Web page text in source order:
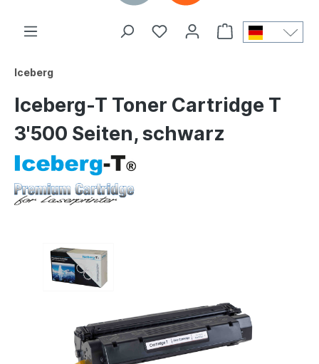
Iceberg
Iceberg-T Toner Cartridge T
3'500 Seiten, schwarz